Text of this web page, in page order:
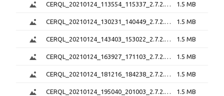
CERQL_20210124_113554_115337_2.7.2.png 1.5 MB
CERQL_20210124_130231_140449_2.7.2.png 1.5 MB
CERQL_20210124_143403_153022_2.7.2.png 1.5 MB
CERQL_20210124_163927_171103_2.7.2.png 1.5 MB
CERQL_20210124_181216_184238_2.7.2.png 1.5 MB
CERQL_20210124_195040_201003_2.7.2.png 1.5 MB